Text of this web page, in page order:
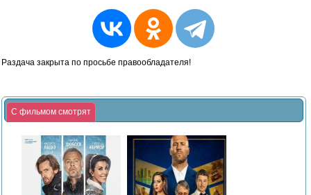
Раздача закрыта по просьбе правообладателя!
С фильмом смотрят